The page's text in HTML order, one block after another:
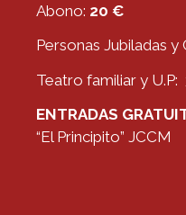
Abono: 20 €
Personas Jubiladas
Teatro familiar y U.P:
ENTRADAS
“El Principito” JCCM